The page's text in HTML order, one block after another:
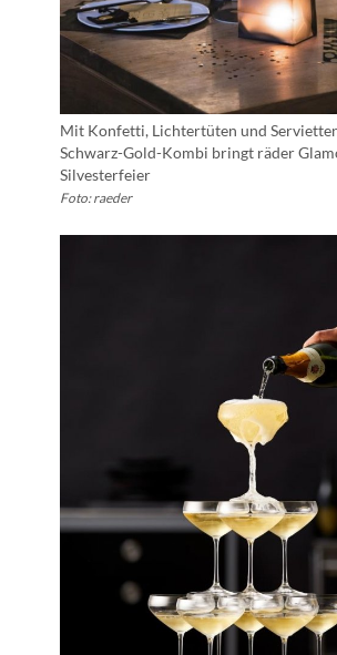
Mit Konfetti, Lichtertüten und
Schwarz-Gold-Kombi bringt räder
Silvesterfeier
Foto: raeder